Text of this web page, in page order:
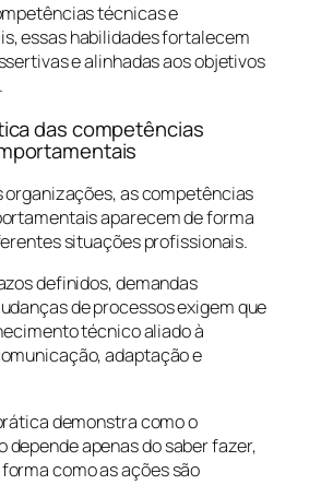
técnicas e
essas habilidades fortalecem
e alinhadas aos objetivos
das competências
organizações, as competências
aparecem de forma
situações profissionais.
definidos, demandas
de processos exigem que
técnico aliado à
adaptação e
demonstra como o
depende apenas do saber fazer,
como as ações são